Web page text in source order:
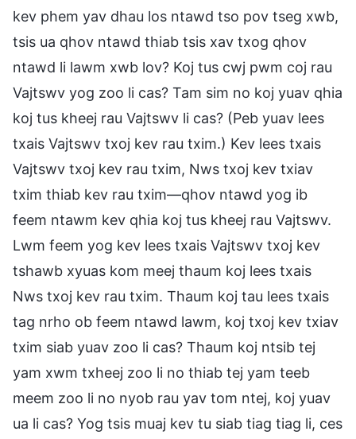
kev phem yav dhau los ntawd tso pov tseg xwb,
tsis ua qhov ntawd thiab tsis xav txog qhov
ntawd li lawm xwb lov? Koj tus cwj pwm coj rau
Vajtswv yog zoo li cas? Tam sim no koj yuav qhia
koj tus kheej rau Vajtswv li cas? (Peb yuav lees
txais Vajtswv txoj kev rau txim.) Kev lees txais
Vajtswv txoj kev rau txim, Nws txoj kev txiav
txim thiab kev rau txim—qhov ntawd yog ib
feem ntawm kev qhia koj tus kheej rau Vajtswv.
Lwm feem yog kev lees txais Vajtswv txoj kev
tshawb xyuas kom meej thaum koj lees txais
Nws txoj kev rau txim. Thaum koj tau lees txais
tag nrho ob feem ntawd lawm, koj txoj kev txiav
txim siab yuav zoo li cas? Thaum koj ntsib tej
yam xwm txheej zoo li no thiab tej yam teeb
meem zoo li no nyob rau yav tom ntej, koj yuav
ua li cas? Yog tsis muaj kev tu siab tiag tiag li, ces